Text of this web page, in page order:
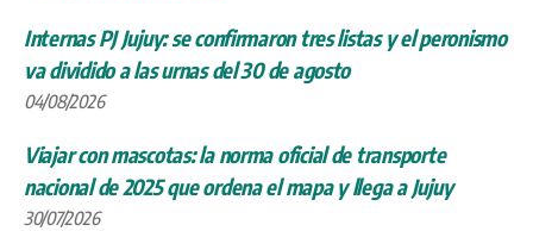
Internas PJ Jujuy: se confirmaron tres listas y el peronismo
va dividido a las urnas del 30 de agosto
04/08/2026
Viajar con mascotas: la norma oficial de transporte
nacional de 2025 que ordena el mapa y llega a Jujuy
30/07/2026